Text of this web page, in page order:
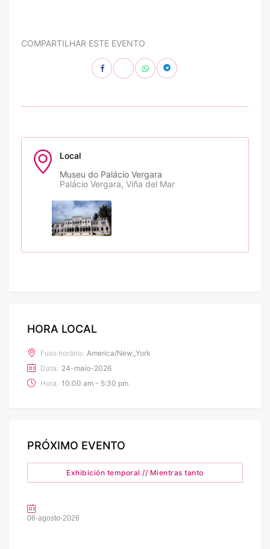
COMPARTILHAR ESTE EVENTO
Local
Museu do Palácio Vergara
Palácio Vergara, Viña del Mar
HORA LOCAL
Fuso horário: America/New_York
Data: 24-maio-2026
Hora: 10:00 am - 5:30 pm
PRÓXIMO EVENTO
Exhibición temporal // Mientras tanto
06-agosto-2026